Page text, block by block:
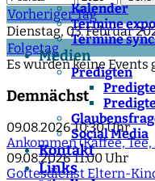
Kalender
Termine
Termine
Medien
Predigten
Social Media
Kontakt
Links
Vorheriger Tag
Dienstag, 03. Februar
Folgetag
Es wurden keine Events
Demnächst
09.08.2026 10:30 Uhr
Ankommen (Kaffee, Tee,
09.08.2026 11:00 Uhr
Gottesdienst Eltern-